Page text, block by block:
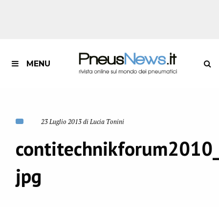
MENU
23 Luglio 2013 di Lucia Tonini
jpg